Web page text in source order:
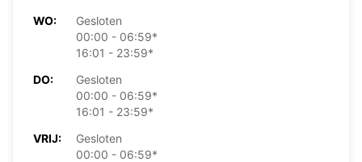
WO:
Gesloten
00:00 - 06:59*
16:01 - 23:59*
DO:
Gesloten
00:00 - 06:59*
16:01 - 23:59*
VRIJ:
Gesloten
00:00 - 06:59*